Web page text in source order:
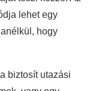
lehet egy
hogy
biztosít utazási